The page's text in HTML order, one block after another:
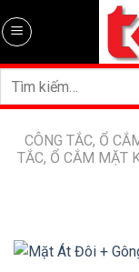
to
Tìm
CÔNG TẮC, Ổ
TẮC, Ổ CẮM MẶT